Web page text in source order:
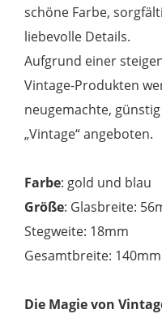
schöne Farbe,
liebevolle Details.
Aufgrund einer
Vintage-Produkten
neugemachte,
„Vintage“ angeboten.
Farbe: gold und blau
Größe: Glasbreite:
Stegweite: 18mm
Gesamtbreite: 140mm
Die Magie von